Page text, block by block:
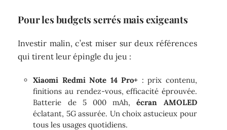
Pour les budgets serrés mais exigeants
Investir malin, c’est miser sur deux références
qui tirent leur épingle du jeu :
Xiaomi Redmi Note 14 Pro+ : prix contenu,
finitions au rendez-vous, efficacité éprouvée.
Batterie de 5 000 mAh,écran AMOLED
éclatant, 5G assurée. Un choix astucieux pour
tous les usages quotidiens.